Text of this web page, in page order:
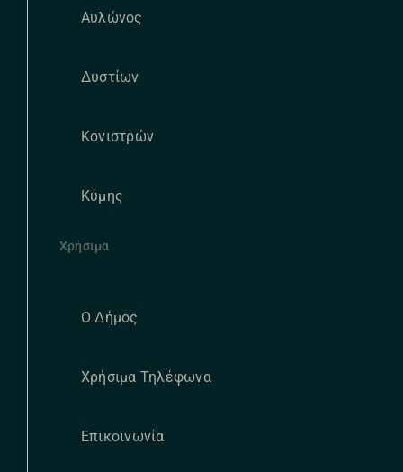
Αυλώνος
Δυστίων
Κονιστρών
Κύμης
Χρήσιμα
Ο Δήμος
Χρήσιμα Τηλέφωνα
Επικοινωνία